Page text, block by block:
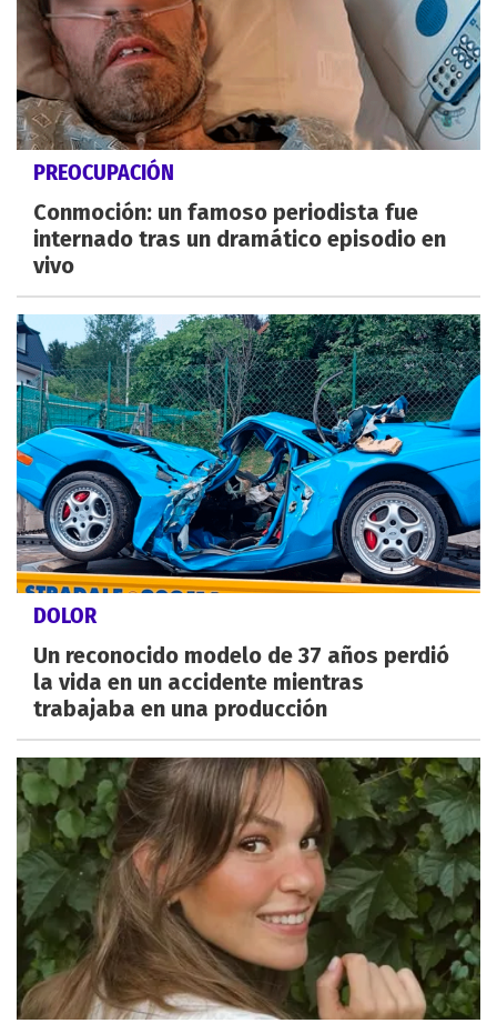
PREOCUPACIÓN
Conmoción: un famoso periodista fue
internado tras un dramático episodio en
vivo
DOLOR
Un reconocido modelo de 37 años perdió
la vida en un accidente mientras
trabajaba en una producción